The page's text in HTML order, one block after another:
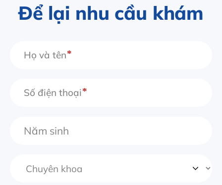
Để lại nhu cầu khám
Họ và tên
Số điện thoại